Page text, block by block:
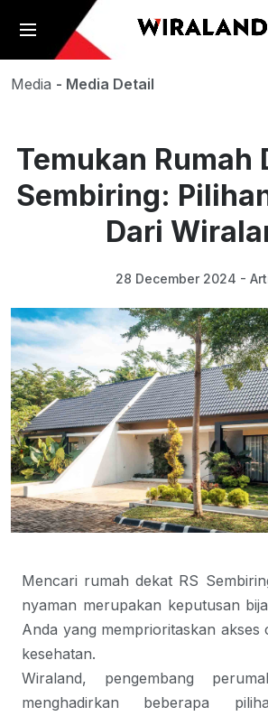
Media - Media Detail
Temukan Rumah
Sembiring:
Dari
28 December 2024 -
Mencari rumah dekat RS
nyaman merupakan keputusan
Anda yang memprioritaskan akses
kesehatan.
Wiraland, pengembang
menghadirkan beberapa